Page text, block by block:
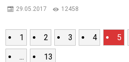
29.05.2017 12458
1 2 3 4 5
... 13